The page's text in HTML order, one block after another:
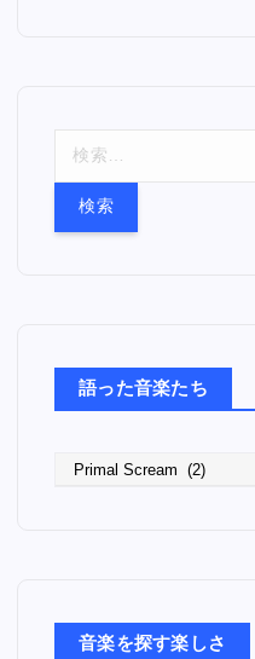
語った音楽たち
音楽を探す楽しさ